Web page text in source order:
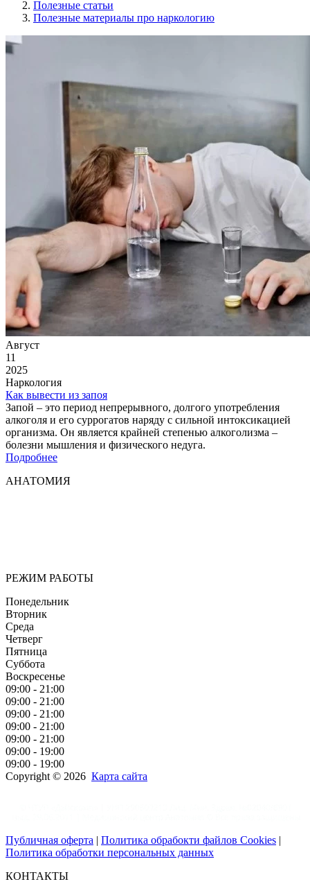
Полезные статьи
Полезные материалы про наркологию
Август
11
2025
Наркология
Как вывести из запоя
Запой – это период непрерывного, долгого употребления
алкоголя и его суррогатов наряду с сильной интоксикацией
организма. Он является крайней степенью алкоголизма –
болезни мышления и физического недуга.
Подробнее
АНАТОМИЯ
РЕЖИМ РАБОТЫ
Понедельник
Вторник
Среда
Четверг
Пятница
Суббота
Воскресенье
09:00 - 21:00
09:00 - 21:00
09:00 - 21:00
09:00 - 21:00
09:00 - 21:00
09:00 - 19:00
09:00 - 19:00
Copyright © 2026 Карта сайта
Публичная оферта | Политика обрабокти файлов Cookies |
Политика обработки персональных данных
КОНТАКТЫ